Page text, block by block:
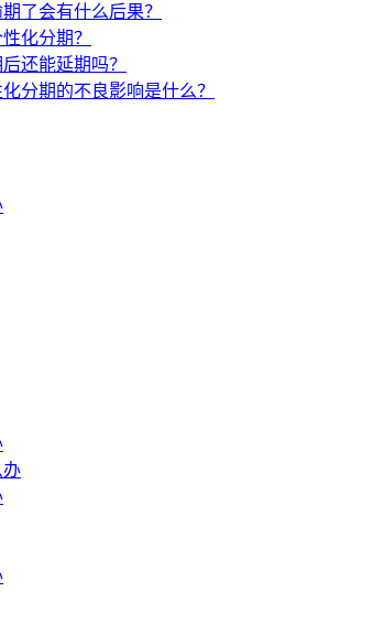
了会有什么后果？
化分期？
还能延期吗？
分期的不良影响是什么？
办